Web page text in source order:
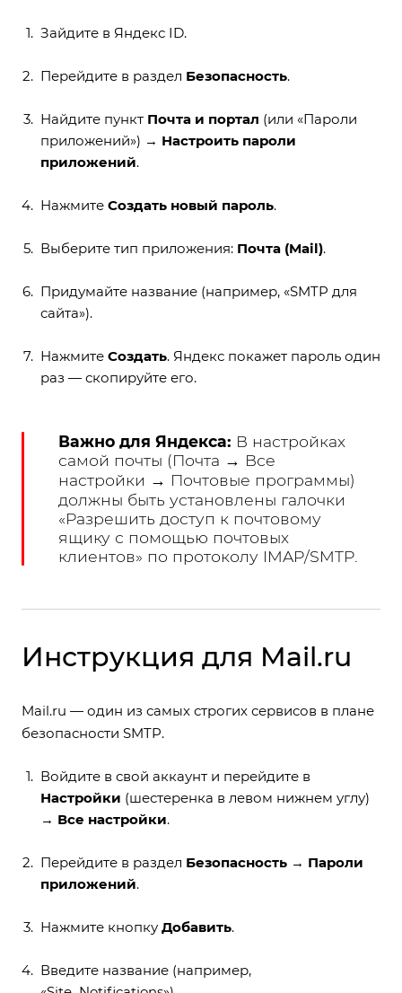
Зайдите в Яндекс ID.
Перейдите в раздел Безопасность.
Найдите пункт Почта и портал (или «Пароли
приложений») → Настроить пароли
приложений.
Нажмите Создать новый пароль.
Выберите тип приложения: Почта (Mail).
Придумайте название (например, «SMTP для
сайта»).
Нажмите Создать. Яндекс покажет пароль один
раз — скопируйте его.
Важно для Яндекса: В настройках
самой почты (Почта → Все
настройки → Почтовые программы)
должны быть установлены галочки
«Разрешить доступ к почтовому
ящику с помощью почтовых
клиентов» по протоколу IMAP/SMTP.
Инструкция для Mail.ru
Mail.ru — один из самых строгих сервисов в плане
безопасности SMTP.
Войдите в свой аккаунт и перейдите в
Настройки (шестеренка в левом нижнем углу)
→ Все настройки.
Перейдите в раздел Безопасность → Пароли
приложений.
Нажмите кнопку Добавить.
Введите название (например,